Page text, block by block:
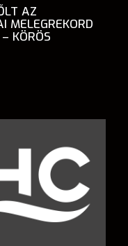
AZ
MELEGREKORD
KÖRÖS